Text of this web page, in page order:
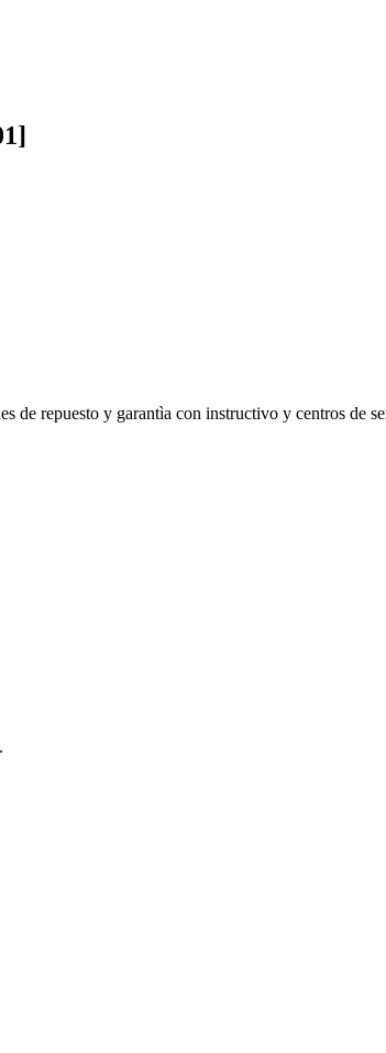
de repuesto y garantìa con instructivo y centros de